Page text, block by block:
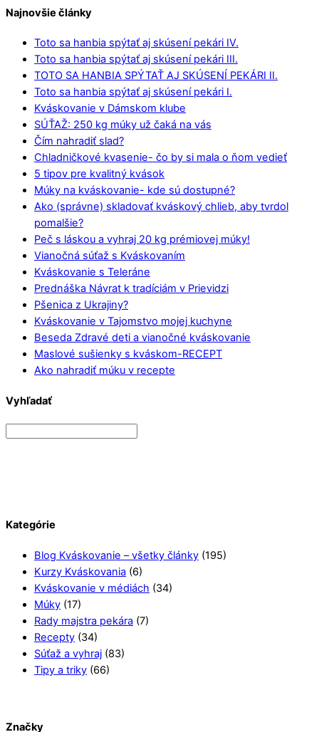
Najnovšie články
Toto sa hanbia spýtať aj skúsení pekári IV.
Toto sa hanbia spýtať aj skúsení pekári III.
TOTO SA HANBIA SPÝTAŤ AJ SKÚSENÍ PEKÁRI II.
Toto sa hanbia spýtať aj skúsení pekári I.
Kváskovanie v Dámskom klube
SÚŤAŽ: 250 kg múky už čaká na vás
Čím nahradiť slad?
Chladničkové kvasenie- čo by si mala o ňom vedieť
5 tipov pre kvalitný kvások
Múky na kváskovanie- kde sú dostupné?
Ako (správne) skladovať kváskový chlieb, aby tvrdol
pomalšie?
Peč s láskou a vyhraj 20 kg prémiovej múky!
Vianočná súťaž s Kváskovaním
Kváskovanie s Teleráne
Prednáška Návrat k tradíciám v Prievidzi
Pšenica z Ukrajiny?
Kváskovanie v Tajomstvo mojej kuchyne
Beseda Zdravé deti a vianočné kváskovanie
Maslové sušienky s kváskom-RECEPT
Ako nahradiť múku v recepte
Vyhľadať
Kategórie
Blog Kváskovanie – všetky články (195)
Kurzy Kváskovania (6)
Kváskovanie v médiách (34)
Múky (17)
Rady majstra pekára (7)
Recepty (34)
Súťaž a vyhraj (83)
Tipy a triky (66)
Značky